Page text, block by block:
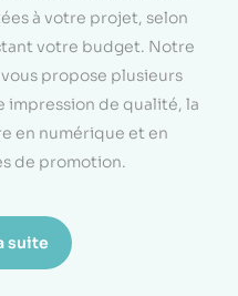
à votre projet, selon
votre budget. Notre
propose plusieurs
impression de qualité, la
en numérique et en
de promotion.
suite